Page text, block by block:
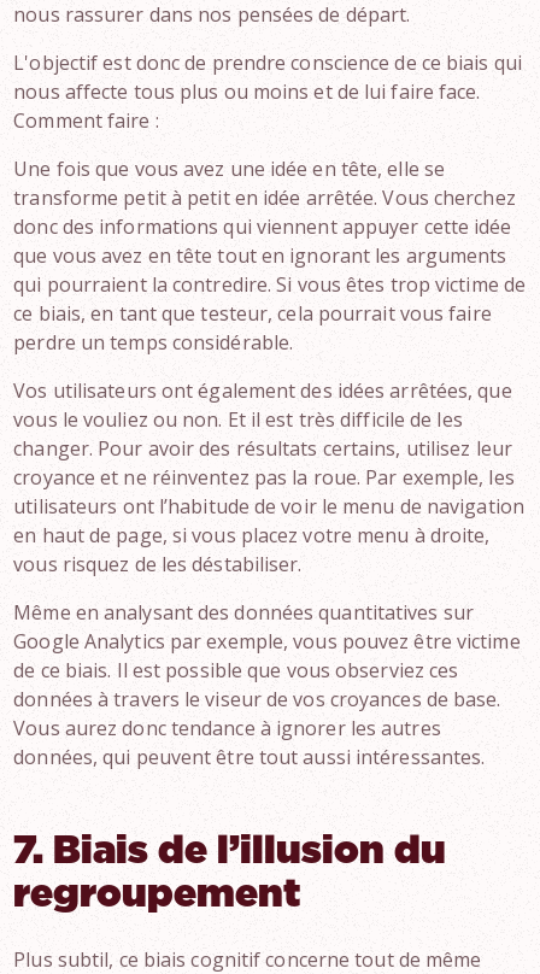
nous rassurer dans nos pensées de départ.
L'objectif est donc de prendre conscience de ce biais qui
nous affecte tous plus ou moins et de lui faire face.
Comment faire :
Une fois que vous avez une idée en tête, elle se
transforme petit à petit en idée arrêtée. Vous cherchez
donc des informations qui viennent appuyer cette idée
que vous avez en tête tout en ignorant les arguments
qui pourraient la contredire. Si vous êtes trop victime de
ce biais, en tant que testeur, cela pourrait vous faire
perdre un temps considérable.
Vos utilisateurs ont également des idées arrêtées, que
vous le vouliez ou non. Et il est très difficile de les
changer. Pour avoir des résultats certains, utilisez leur
croyance et ne réinventez pas la roue. Par exemple, les
utilisateurs ont l’habitude de voir le menu de navigation
en haut de page, si vous placez votre menu à droite,
vous risquez de les déstabiliser.
Même en analysant des données quantitatives sur
Google Analytics par exemple, vous pouvez être victime
de ce biais. Il est possible que vous observiez ces
données à travers le viseur de vos croyances de base.
Vous aurez donc tendance à ignorer les autres
données, qui peuvent être tout aussi intéressantes.
7. Biais de l’illusion du
regroupement
Plus subtil, ce biais cognitif concerne tout de même